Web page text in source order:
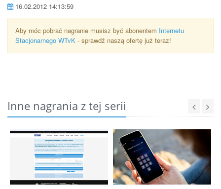
16.02.2012 14:13:59
Aby móc pobrać nagranie musisz być abonentem Internetu
Stacjonarnego WTvK - sprawdź naszą ofertę już teraz!
Inne nagrania z tej serii